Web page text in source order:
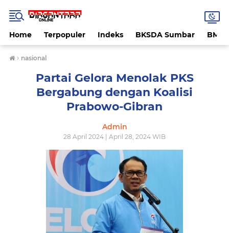
Home Terpopuler Indeks BKSDA Sumbar
› nasional
Partai Gelora Menolak PKS
Bergabung dengan Koalisi
Prabowo-Gibran
Admin
28 April 2024 | April 28, 2024 WIB